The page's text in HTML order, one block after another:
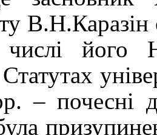
В.Н.Каразін
його
– почесні